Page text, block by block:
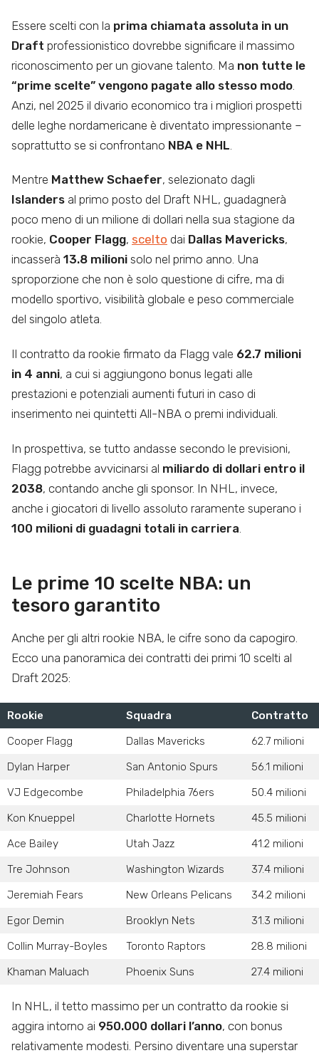
Essere scelti con la prima chiamata assoluta in un
Draft professionistico dovrebbe significare il massimo
riconoscimento per un giovane talento. Ma non tutte le
“prime scelte” vengono pagate allo stesso modo
Anzi, nel 2025 il divario economico tra i migliori prospetti
delle leghe nordamericane è diventato impressionante –
soprattutto se si confrontano NBA e NHL
Mentre Matthew Schaefer, selezionato dagli
Islanders al primo posto del Draft NHL, guadagnerà
poco meno di un milione di dollari nella sua stagione da
rookie, Cooper Flagg, scelto dai Dallas Mavericks,
incasserà 13.8 milioni solo nel primo anno. Una
sproporzione che non è solo questione di cifre, ma di
modello sportivo, visibilità globale e peso commerciale
del singolo atleta.
Il contratto da rookie firmato da Flagg vale 62.7 milioni
in 4 anni, a cui si aggiungono bonus legati alle
prestazioni e potenziali aumenti futuri in caso di
inserimento nei quintetti All-NBA o premi individuali.
In prospettiva, se tutto andasse secondo le previsioni,
Flagg potrebbe avvicinarsi al miliardo di dollari entro il
2038, contando anche gli sponsor. In NHL, invece,
anche i giocatori di livello assoluto raramente superano i
100 milioni di guadagni totali in carriera
Le prime 10 scelte NBA: un
tesoro garantito
Anche per gli altri rookie NBA, le cifre sono da capogiro.
Ecco una panoramica dei contratti dei primi 10 scelti al
Draft 2025:
Rookie Squadra
Contratto
Cooper Flagg
Dallas Mavericks
62.7 milioni
Dylan Harper
San Antonio Spurs
56.1 milioni
VJ Edgecombe
Philadelphia 76ers
50.4 milioni
Kon Knueppel
Charlotte Hornets
45.5 milioni
Ace Bailey
Utah Jazz
41.2 milioni
Tre Johnson
Washington Wizards
37.4 milioni
Jeremiah Fears
New Orleans Pelicans
34.2 milioni
Egor Demin
Brooklyn Nets
31.3 milioni
Collin Murray-Boyles
Toronto Raptors
28.8 milioni
Khaman Maluach
Phoenix Suns 27.4 milioni
In NHL, il tetto massimo per un contratto da rookie si
aggira intorno ai 950.000 dollari l’anno, con bonus
relativamente modesti. Persino diventare una superstar